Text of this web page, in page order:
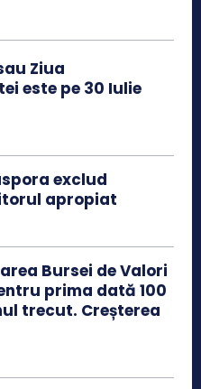
Ziua
este pe 30 Iulie
exclud
apropiat
Bursei de Valori
prima dată 100
trecut. Creșterea